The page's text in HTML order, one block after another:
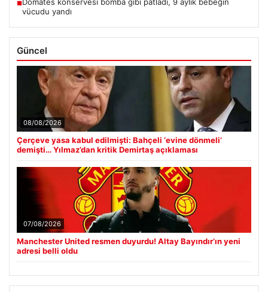
■
vücudu yandı
Güncel
08/08/2026
Çerçeve yasa kabul edilmişti: Bahçeli ‘evine dönmeli’
demişti… Yılmaz’dan kritik Demirtaş açıklaması
07/08/2026
Manchester United resmen duyurdu! Altay Bayındır’ın yeni
adresi belli oldu